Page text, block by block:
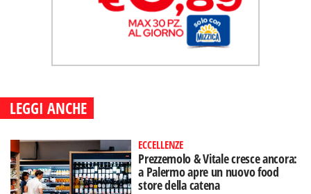
LEGGI ANCHE
ECCELLENZE
Prezzemolo & Vitale cresce ancora:
a Palermo apre un nuovo food
store della catena